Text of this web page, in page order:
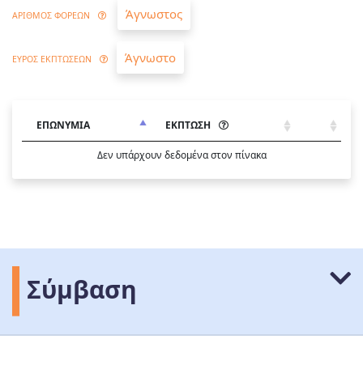
ΑΡΙΘΜΟΣ ΦΟΡΕΩΝ Άγνωστος
ΕΥΡΟΣ ΕΚΠΤΩΣΕΩΝ Άγνωστο
ΕΠΩΝΥΜΙΑ ΕΚΠΤΩΣΗ
Δεν υπάρχουν δεδομένα στον πίνακα
Σύμβαση